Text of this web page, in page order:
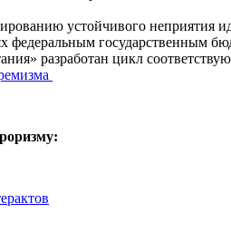
устойчивого неприятия
федеральным государственным
разработан цикл